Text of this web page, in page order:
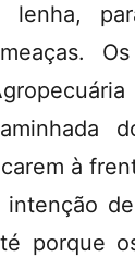
lenha,
à
intenção
porque